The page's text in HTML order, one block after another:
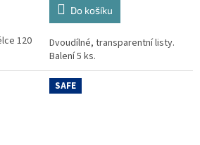
120
Do košíku
Dvoudílné, transparentní listy.
Balení 5 ks.
SAFE